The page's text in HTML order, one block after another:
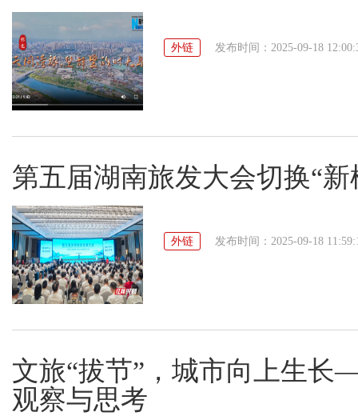
外链 发布时间：2025-09-18
第五届湖南旅发大会切换“新
外链 发布时间：2025-09-18
文旅“拔节”，城市向上生
观察与思考